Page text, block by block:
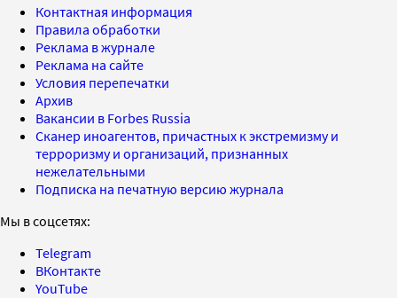
Контактная информация
Правила обработки
Реклама в журнале
Реклама на сайте
Условия перепечатки
Архив
Вакансии в Forbes Russia
Сканер иноагентов, причастных к экстремизму и
терроризму и организаций, признанных
нежелательными
Подписка на печатную версию журнала
Мы в соцсетях:
Telegram
ВКонтакте
YouTube